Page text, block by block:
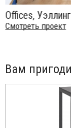
Offices,
Смотреть проект
Вам